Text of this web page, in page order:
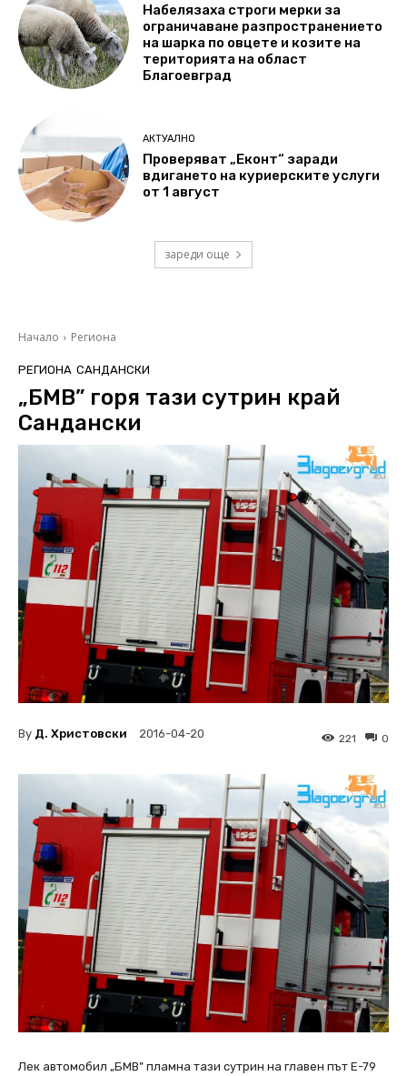
Набелязаха строги мерки за
ограничаване разпространението
на шарка по овцете и козите на
територията на област
Благоевград
АКТУАЛНО
Проверяват „Еконт“ заради
вдигането на куриерските услуги
от 1 август
зареди още